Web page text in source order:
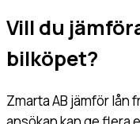
Vill du
bilköpet?
Zmarta AB jämför lån